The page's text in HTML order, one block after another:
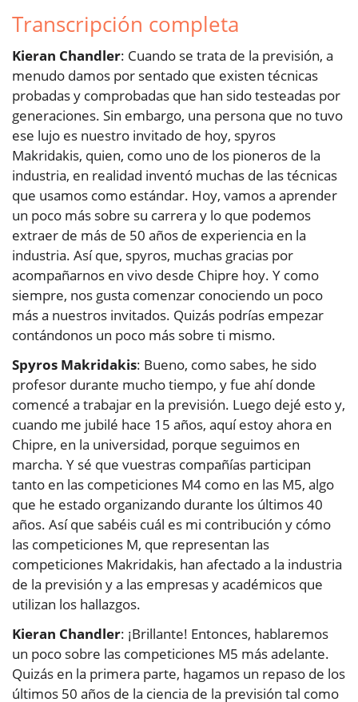
Transcripción completa
Kieran Chandler: Cuando se trata de la previsión, a
menudo damos por sentado que existen técnicas
probadas y comprobadas que han sido testeadas por
generaciones. Sin embargo, una persona que no tuvo
ese lujo es nuestro invitado de hoy, spyros
Makridakis, quien, como uno de los pioneros de la
industria, en realidad inventó muchas de las técnicas
que usamos como estándar. Hoy, vamos a aprender
un poco más sobre su carrera y lo que podemos
extraer de más de 50 años de experiencia en la
industria. Así que, spyros, muchas gracias por
acompañarnos en vivo desde Chipre hoy. Y como
siempre, nos gusta comenzar conociendo un poco
más a nuestros invitados. Quizás podrías empezar
contándonos un poco más sobre ti mismo.
Spyros Makridakis: Bueno, como sabes, he sido
profesor durante mucho tiempo, y fue ahí donde
comencé a trabajar en la previsión. Luego dejé esto y,
cuando me jubilé hace 15 años, aquí estoy ahora en
Chipre, en la universidad, porque seguimos en
marcha. Y sé que vuestras compañías participan
tanto en las competiciones M4 como en las M5, algo
que he estado organizando durante los últimos 40
años. Así que sabéis cuál es mi contribución y cómo
las competiciones M, que representan las
competiciones Makridakis, han afectado a la industria
de la previsión y a las empresas y académicos que
utilizan los hallazgos.
Kieran Chandler: ¡Brillante! Entonces, hablaremos
un poco sobre las competiciones M5 más adelante.
Quizás en la primera parte, hagamos un repaso de los
últimos 50 años de la ciencia de la previsión tal como